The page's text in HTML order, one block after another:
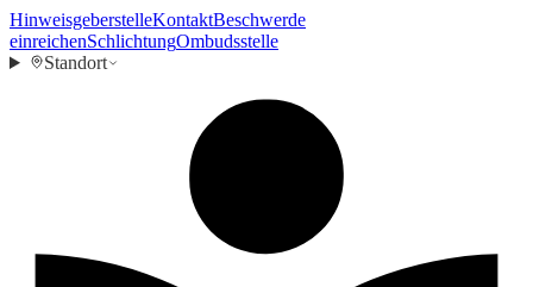
HinweisgeberstelleKontaktBeschwerde
einreichenSchlichtungOmbudsstelle
Standort